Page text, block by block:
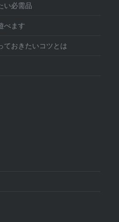
い必需品
べます
ておきたいコツとは